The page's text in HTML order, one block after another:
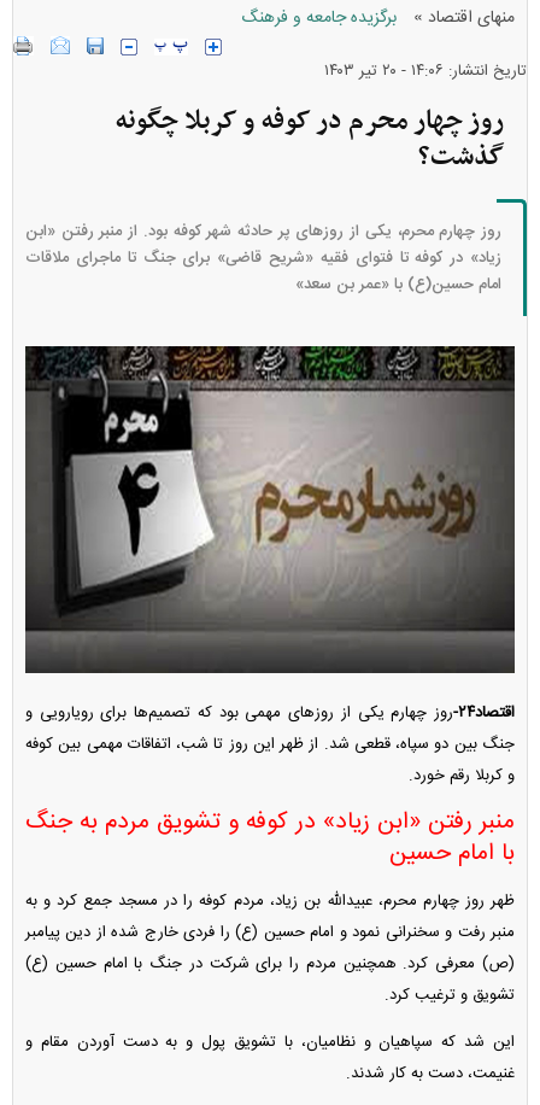
منهای اقتصاد » برگزیده جامعه و فرهنگ
تاریخ انتشار: ۱۴:۰۶ - ۲۰ تير ۱۴۰۳
روز چهار محرم در کوفه و کربلا چگونه
گذشت؟
روز چهارم محرم، یکی از روزهای پر حادثه شهر کوفه بود. از منبر رفتن «ابن
زیاد» در کوفه تا فتوای فقیه «شریح قاضی» برای جنگ تا ماجرای ملاقات
امام حسین(ع) با «عمر بن سعد»
اقتصاد۲۴-
روز چهارم یکی از روز‌های مهمی بود که تصمیم‌ها برای رویارویی و
جنگ بین دو سپاه، قطعی شد. از ظهر این روز تا شب، اتفاقات مهمی بین کوفه
و کربلا رقم خورد.
منبر رفتن «ابن زیاد» در کوفه و تشویق مردم به جنگ
با امام حسین
ظهر روز چهارم محرم، عبیداللّه‏ بن زیاد، مردم کوفه را در مسجد جمع کرد و به
منبر رفت و سخنرانی نمود و امام حسین (ع) را فردی خارج شده از دین پیامبر
(ص) معرفی کرد. همچنین مردم را برای شرکت در جنگ با امام حسین (ع)
تشویق و ترغیب کرد.
این شد که سپاهیان و نظامیان، با تشویق پول و به دست آوردن مقام و
غنیمت، دست به کار شدند.